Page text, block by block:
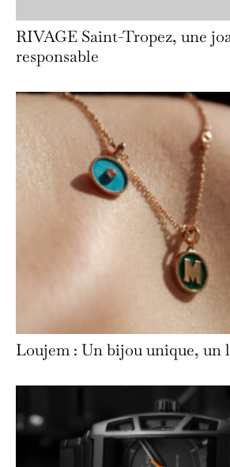
RIVAGE Saint-Tropez, une
responsable
Loujem : Un bijou unique, un